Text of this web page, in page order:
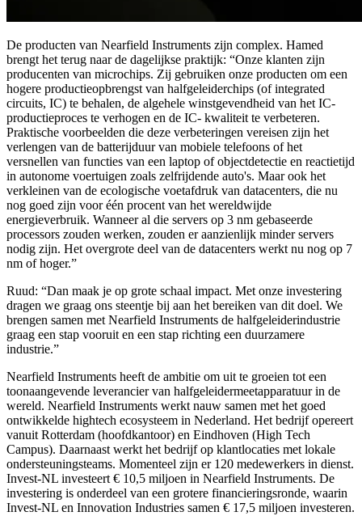
De producten van Nearfield Instruments zijn complex. Hamed
brengt het terug naar de dagelijkse praktijk: “Onze klanten zijn
producenten van microchips. Zij gebruiken onze producten om een
hogere productieopbrengst van halfgeleiderchips (of integrated
circuits, IC) te behalen, de algehele winstgevendheid van het IC-
productieproces te verhogen en de IC- kwaliteit te verbeteren.
Praktische voorbeelden die deze verbeteringen vereisen zijn het
verlengen van de batterijduur van mobiele telefoons of het
versnellen van functies van een laptop of objectdetectie en reactietijd
in autonome voertuigen zoals zelfrijdende auto's. Maar ook het
verkleinen van de ecologische voetafdruk van datacenters, die nu
nog goed zijn voor één procent van het wereldwijde
energieverbruik. Wanneer al die servers op 3 nm gebaseerde
processors zouden werken, zouden er aanzienlijk minder servers
nodig zijn. Het overgrote deel van de datacenters werkt nu nog op 7
nm of hoger.”
Ruud: “Dan maak je op grote schaal impact. Met onze investering
dragen we graag ons steentje bij aan het bereiken van dit doel. We
brengen samen met Nearfield Instruments de halfgeleiderindustrie
graag een stap vooruit en een stap richting een duurzamere
industrie.”
Nearfield Instruments heeft de ambitie om uit te groeien tot een
toonaangevende leverancier van halfgeleidermeetapparatuur in de
wereld. Nearfield Instruments werkt nauw samen met het goed
ontwikkelde hightech ecosysteem in Nederland. Het bedrijf opereert
vanuit Rotterdam (hoofdkantoor) en Eindhoven (High Tech
Campus). Daarnaast werkt het bedrijf op klantlocaties met lokale
ondersteuningsteams. Momenteel zijn er 120 medewerkers in dienst.
Invest-NL investeert € 10,5 miljoen in Nearfield Instruments. De
investering is onderdeel van een grotere financieringsronde, waarin
Invest-NL en Innovation Industries samen € 17,5 miljoen investeren.